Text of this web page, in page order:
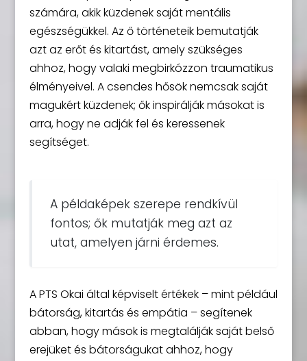
számára, akik küzdenek saját mentális
egészségükkel. Az ő történeteik bemutatják
azt az erőt és kitartást, amely szükséges
ahhoz, hogy valaki megbirkózzon traumatikus
élményeivel. A csendes hősök nemcsak saját
magukért küzdenek; ők inspirálják másokat is
arra, hogy ne adják fel és keressenek
segítséget.
A példaképek szerepe rendkívül
fontos; ők mutatják meg azt az
utat, amelyen járni érdemes.
A PTS Okai által képviselt értékek – mint például
bátorság, kitartás és empátia – segítenek
abban, hogy mások is megtalálják saját belső
erejüket és bátorságukat ahhoz, hogy